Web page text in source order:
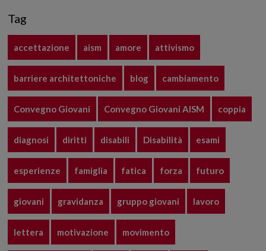
Tag
accettazione aism amore attivismo
barriere architettoniche blog cambiamento
Convegno Giovani Convegno Giovani AISM coppia
diagnosi diritti disabili Disabilità esami
esperienze famiglia fatica forza futuro
giovani gravidanza gruppo giovani lavoro
lettera motivazione movimento